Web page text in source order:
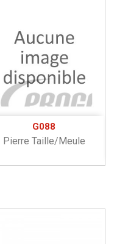
G088
Pierre Taille/meule